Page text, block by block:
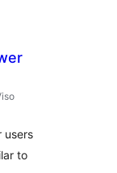
users
to